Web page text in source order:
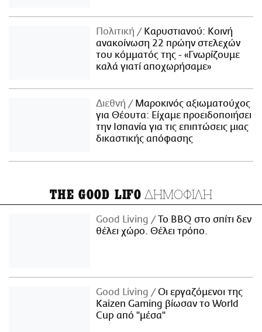
Πολιτική
Καρυστιανού: Κοινή
ανακοίνωση 22 πρώην στελεχών
του κόμματός της - «Γνωρίζουμε
καλά γιατί αποχωρήσαμε»
Διεθνή
Μαροκινός αξιωματούχος
για Θέουτα: Είχαμε προειδοποιήσει
την Ισπανία για τις επιπτώσεις μιας
δικαστικής απόφασης
THE GOOD LIFO ΔΗΜΟΦΙΛΗ
Good Living
Το BBQ στο σπίτι δεν
θέλει χώρο. Θέλει τρόπο.
Good Living
Οι εργαζόμενοι της
Kaizen Gaming βίωσαν το World
Cup από "μέσα"